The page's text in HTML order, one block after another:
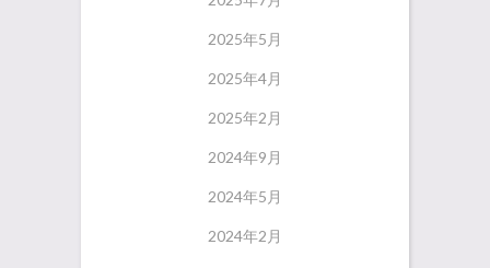
2025年5月
2025年4月
2025年2月
2024年9月
2024年5月
2024年2月